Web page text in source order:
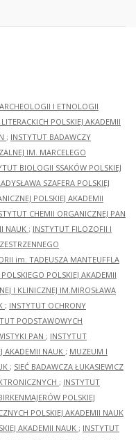
I ETNOLOGII
POLSKIEJ AKADEMII
; INSTYTUT BADAWCZY
IM. MARCELEGO
BIOLOGII SSAKÓW POLSKIEJ
SZAFERA POLSKIEJ
POLSKIEJ AKADEMII
CHEMII ORGANICZNEJ PAN
NAUK ; INSTYTUT FILOZOFII I
im. TADEUSZA MANTEUFFLA
POLSKIEJ AKADEMII
I KLINICZNEJ IM.MIROSŁAWA
; INSTYTUT OCHRONY
PODSTAWOWYCH
PAN ; INSTYTUT
AKADEMII NAUK ; MUZEUM I
; SIEĆ BADAWCZA ŁUKASIEWICZ
; INSTYTUT
POLSKIEJ
POLSKIEJ AKADEMII NAUK
AKADEMII NAUK ; INSTYTUT